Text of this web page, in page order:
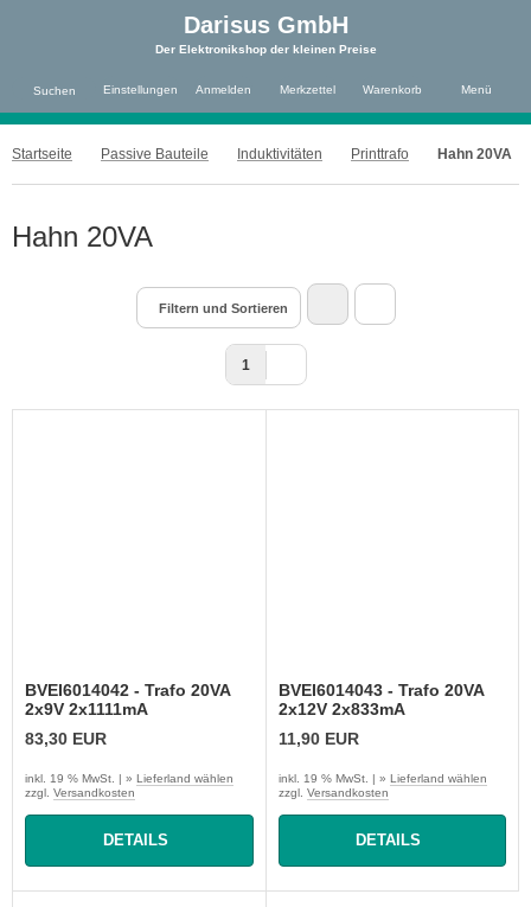
Darisus GmbH
Der Elektronikshop der kleinen Preise
Suchen Einstellungen Anmelden Merkzettel Warenkorb Menü
Startseite Passive Bauteile Induktivitäten Printtrafo Hahn 20VA
Hahn 20VA
Filtern und Sortieren
1
BVEI6014042 - Trafo 20VA
2x9V 2x1111mA
83,30 EUR
inkl. 19 % MwSt. | » Lieferland wählen
zzgl. Versandkosten
DETAILS
BVEI6014043 - Trafo 20VA
2x12V 2x833mA
11,90 EUR
inkl. 19 % MwSt. | » Lieferland wählen
zzgl. Versandkosten
DETAILS